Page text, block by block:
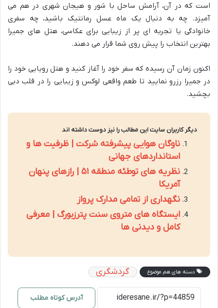
است که در آن، آرامش ساحل با شور و هیجان شهری در هم می
آمیزد. چه به دنبال یک ماه عسل رمانتیک باشید، چه سفری
خانوادگی یا تجربه ای پر از زیبایی برای عکاسی، هتل های جمیرا
بهترین انتخاب را پیش روی شما قرار می دهند.
اکنون زمان آن رسیده که سفر خود را آغاز کنید و هتل رویایی خود را
در جمیرا رزرو نمایید تا طعم واقعی لوکس و زیبایی را در قلب دبی
بچشید.
دیگر کاربران سایت این مطالب را نیز دوست داشته اند
ناوگان هوایی پیشرفته شرکت | ظرفیت ها و
استانداردهای جهانی
نظریه های توطئه منطقه ۵۱ | رازهای پنهان
آمریکا
نگهداری از تمامی مدارک پرواز
ایستگاه های متروی سنت پترزبورگ | معرفی
کامل و دیدنی ها
دسته های هم موضوع گردشگری
آدرس کوتاه مطلب